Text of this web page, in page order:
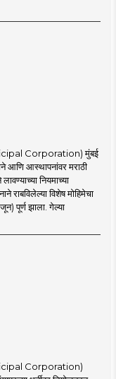
Corporation) मुंबई
आणि आस्थापनांवर मराठी
नियमाच्या
राबविलेल्या विशेष मोहिमेचा
पूर्ण झाला. गेल्या
Corporation)